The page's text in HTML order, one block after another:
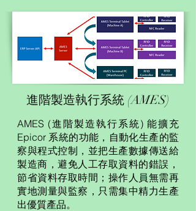
進階製造執行系統 (AMES)
AMES (進階製造執行系統) 能擴充
Epicor 系統的功能，自動化生產的監
察與程式控制，並把生產數據傳送給
製造商，避免人工存取資料的錯誤，
節省資料存取時間；操作人員無需再
實地測量與監察，只需集中精力生產
出優質產品。